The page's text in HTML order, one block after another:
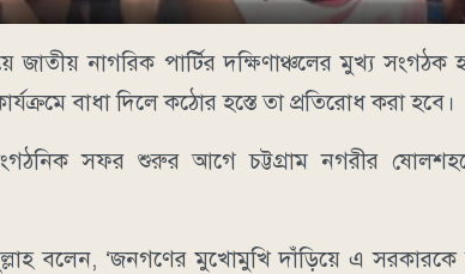
নাগরিক পার্টির দক্ষিণাঞ্চলের মুখ্য
বাধা দিলে কঠোর হস্তে তা প্রতিরোধ করা হবে।
সফর শুরুর আগে চট্টগ্রাম নগরীর
বলেন, ‘জনগণের মুখোমুখি দাঁড়িয়ে এ